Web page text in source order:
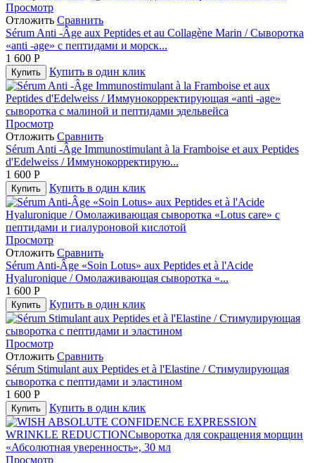
Просмотр
Отложить Сравнить
Sérum Anti ‐Âge aux Peptides et au Collagène Marin / Сыворотка
«аnti ‐age» с пептидами и морск...
1 600 Р
Купить Купить в один клик
Просмотр
Отложить Сравнить
Sérum Anti ‐Âge Immunostimulant à la Framboise et aux Peptides
d'Edelweiss / Иммунокорректирую...
1 600 Р
Купить Купить в один клик
Просмотр
Отложить Сравнить
Sérum Anti‐Âge «Soin Lotus» aux Peptides et à l'Acide
Hyaluronique / Омолаживающая сыворотка «...
1 600 Р
Купить Купить в один клик
Просмотр
Отложить Сравнить
Sérum Stimulant aux Peptides et à l'Elastine / Стимулирующая
сыворотка с пептидами и эластином
1 600 Р
Купить Купить в один клик
Просмотр